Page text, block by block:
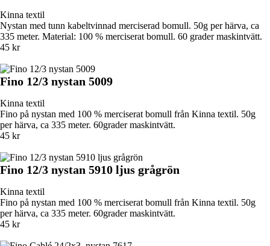
Kinna textil
Nystan med tunn kabeltvinnad merciserad bomull. 50g per härva, ca
335 meter. Material: 100 % merciserat bomull. 60 grader maskintvätt.
45 kr
Fino 12/3 nystan 5009
Kinna textil
Fino på nystan med 100 % merciserat bomull från Kinna textil. 50g
per härva, ca 335 meter. 60grader maskintvätt.
45 kr
Fino 12/3 nystan 5910 ljus grågrön
Kinna textil
Fino på nystan med 100 % merciserat bomull från Kinna textil. 50g
per härva, ca 335 meter. 60grader maskintvätt.
45 kr